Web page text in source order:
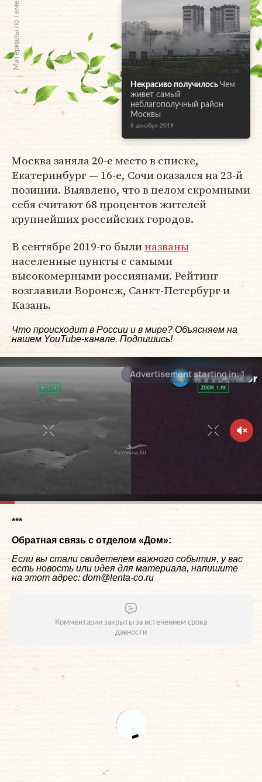
Материалы по теме
Некрасиво получилось Чем
живет самый
неблагополучный район
Москвы
8 декабря 2019
Москва заняла 20-е место в списке,
Екатеринбург — 16-е, Сочи оказался на 23-й
позиции. Выявлено, что в целом скромными
себя считают 68 процентов жителей
крупнейших российских городов.
В сентябре 2019-го былиназваны
населенные пункты с самыми
высокомерными россиянами. Рейтинг
возглавили Воронеж, Санкт-Петербург и
Казань.
Что происходит в России и в мире? Объясняем на
нашем YouTube-канале. Подпишись!
***
Обратная связь с отделом «Дом»:
Если вы стали свидетелем важного события, у вас
есть новость или идея для материала, напишите
на этот адрес: dom@lenta-co.ru
Комментарии закрыты за истечением срока
давности